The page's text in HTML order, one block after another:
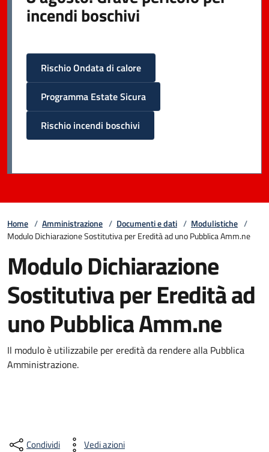
incendi boschivi
Rischio Ondata di calore
Programma Estate Sicura
Rischio incendi boschivi
Home / Amministrazione / Documenti e dati / Modulistiche /
Modulo Dichiarazione Sostitutiva per Eredità ad uno Pubblica Amm.ne
Modulo Dichiarazione
Sostitutiva per Eredità ad
uno Pubblica Amm.ne
Il modulo è utilizzabile per eredità da rendere alla Pubblica
Amministrazione.
Condividi Vedi azioni